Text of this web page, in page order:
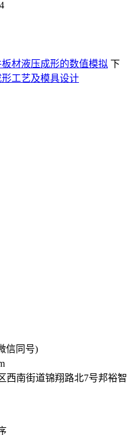
材液压成形的数值模拟 下
工艺及模具设计
信同号)
西南街道锦翔路北7号邦裕智